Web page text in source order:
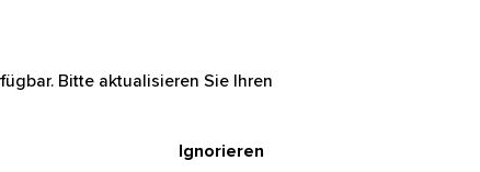
Bitte aktualisieren Sie Ihren
Ignorieren